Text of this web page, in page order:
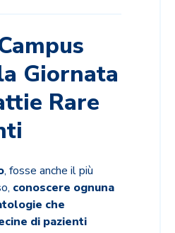
Giornata
Rare
, fosse anche il più
conoscere ognuna
che
di pazienti